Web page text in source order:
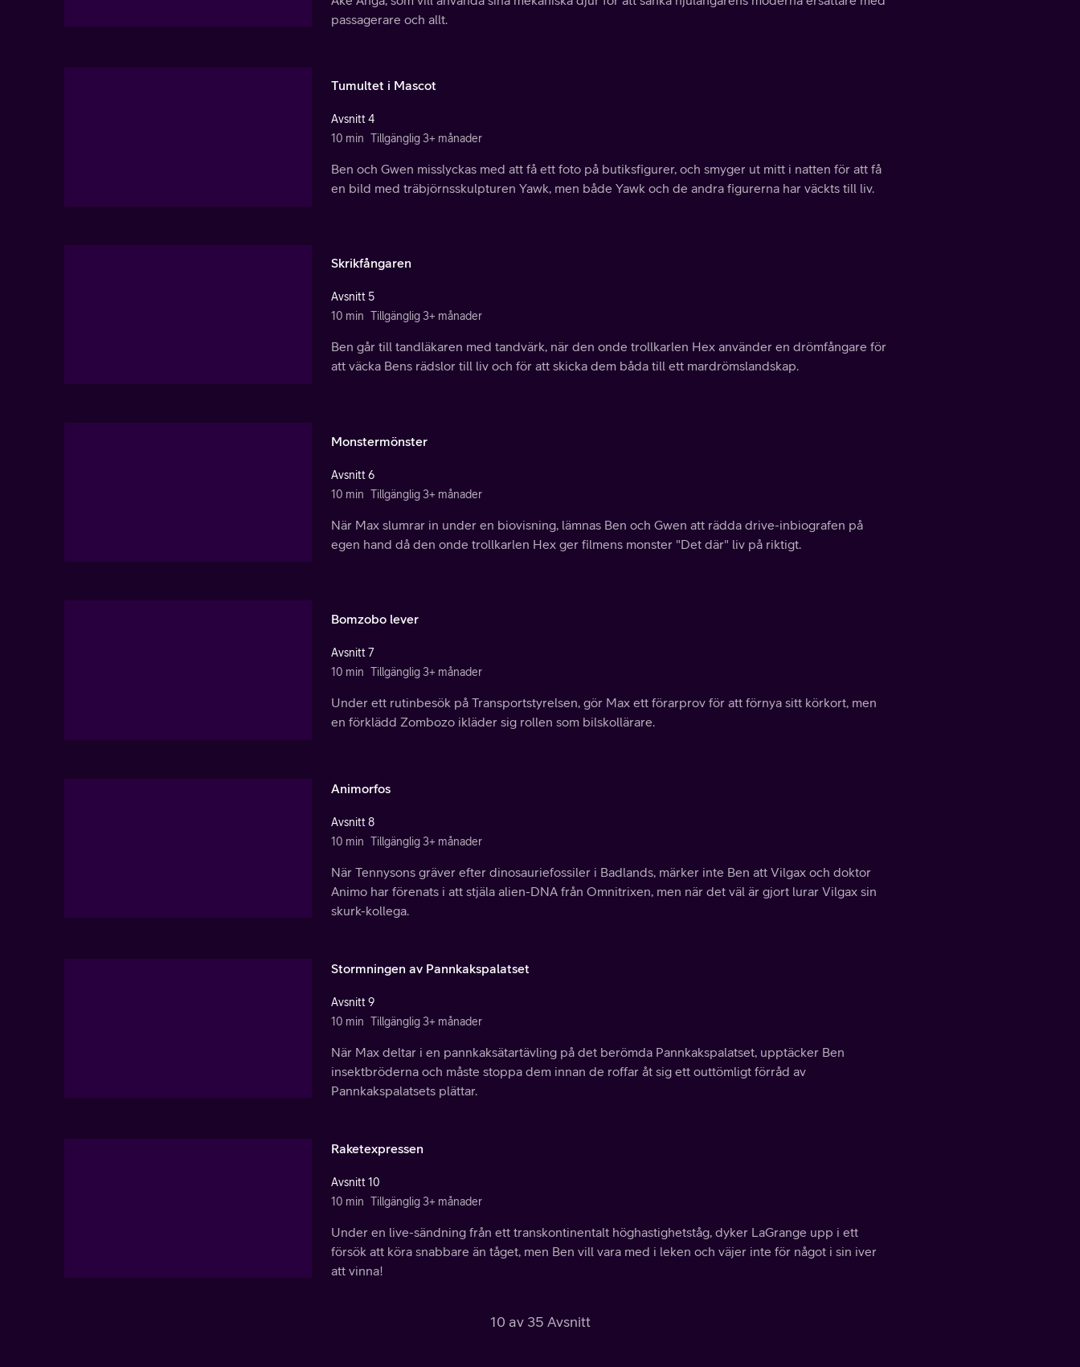
passagerare och allt.
Tumultet i Mascot
Avsnitt 4
10 min Tillgänglig 3+ månader
Ben och Gwen misslyckas med att få ett foto på butiksfigurer, och smyger ut mitt i natten för att få
en bild med träbjörnsskulpturen Yawk, men både Yawk och de andra figurerna har väckts till liv.
Skrikfångaren
Avsnitt 5
10 min Tillgänglig 3+ månader
Ben går till tandläkaren med tandvärk, när den onde trollkarlen Hex använder en drömfångare för
att väcka Bens rädslor till liv och för att skicka dem båda till ett mardrömslandskap.
Monstermönster
Avsnitt 6
10 min Tillgänglig 3+ månader
När Max slumrar in under en biovisning, lämnas Ben och Gwen att rädda drive-inbiografen på
egen hand då den onde trollkarlen Hex ger filmens monster "Det där" liv på riktigt.
Bomzobo lever
Avsnitt 7
10 min Tillgänglig 3+ månader
Under ett rutinbesök på Transportstyrelsen, gör Max ett förarprov för att förnya sitt körkort, men
en förklädd Zombozo ikläder sig rollen som bilskollärare.
Animorfos
Avsnitt 8
10 min Tillgänglig 3+ månader
När Tennysons gräver efter dinosauriefossiler i Badlands, märker inte Ben att Vilgax och doktor
Animo har förenats i att stjäla alien-DNA från Omnitrixen, men när det väl är gjort lurar Vilgax sin
skurk-kollega.
Stormningen av Pannkakspalatset
Avsnitt 9
10 min Tillgänglig 3+ månader
När Max deltar i en pannkaksätartävling på det berömda Pannkakspalatset, upptäcker Ben
insektbröderna och måste stoppa dem innan de roffar åt sig ett outtömligt förråd av
Pannkakspalatsets plättar.
Raketexpressen
Avsnitt 10
10 min Tillgänglig 3+ månader
Under en live-sändning från ett transkontinentalt höghastighetståg, dyker LaGrange upp i ett
försök att köra snabbare än tåget, men Ben vill vara med i leken och väjer inte för något i sin iver
att vinna!
10 av 35 Avsnitt